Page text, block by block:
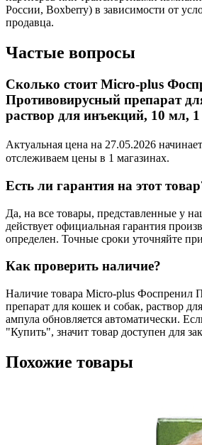
России, Boxberry) в зависимости от
продавца.
Частые вопросы
Сколько стоит Micro-plus
Противовирусный препарат
раствор для инъекций, 10 мл,
Актуальная цена на 27.05.2026
отслеживаем цены в 1 магазинах.
Есть ли гарантия на этот
Да, на все товары, представленные у
действует официальная гарантия
определен. Точные сроки уточняйте
Как проверить наличие?
Наличие товара Micro-plus Фоспренил
препарат для кошек и собак, раствор
ампула обновляется автоматически.
"Купить", значит товар доступен для
Похожие товары